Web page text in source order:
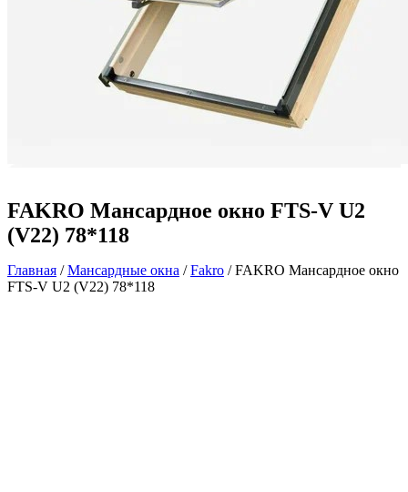
FAKRO Мансардное окно FTS-V U2
(V22) 78*118
Главная /Мансардные окна /Fakro / FAKRO Мансардное окно
FTS-V U2 (V22) 78*118